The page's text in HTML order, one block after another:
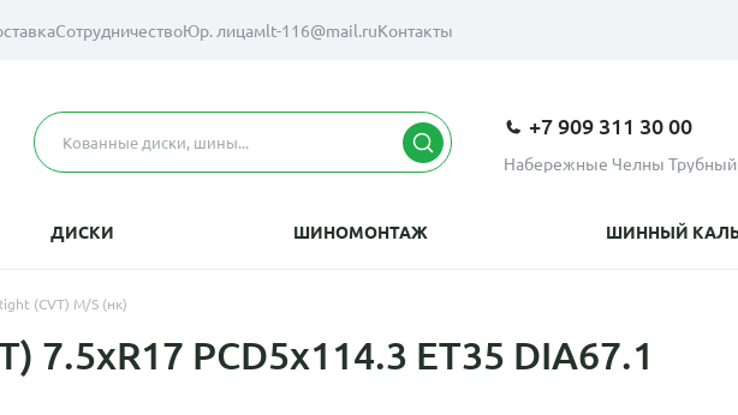
СотрудничествоЮр. лицамlt-116@mail.ruКонтакты
+7 909 311 30 00
Набережные Челны Трубный
ДИСКИ ШИНОМОНТАЖ ШИННЫЙ
(CVT) M/S (нк)
7.5xR17 PCD5x114.3 ET35 DIA67.1